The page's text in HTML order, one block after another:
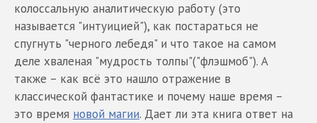
колоссальную аналитическую работу (это
называется "интуицией"), как постараться не
спугнуть "черного лебедя" и что такое на самом
деле хваленая "мудрость толпы"("флэшмоб"). А
также – как всё это нашло отражение в
классической фантастике и почему наше время –
это время новой магии. Дает ли эта книга ответ на